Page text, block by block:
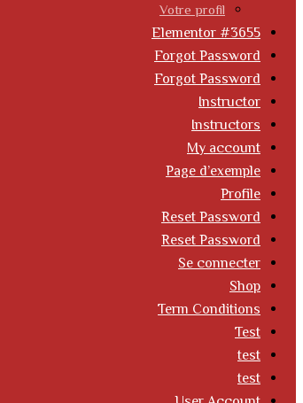
Votre profil
Elementor #3655
Forgot Password
Forgot Password
Instructor
Instructors
My account
Page d’exemple
Profile
Reset Password
Reset Password
Se connecter
Shop
Term Conditions
Test
test
test